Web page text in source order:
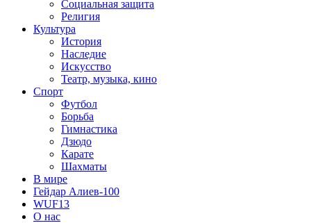
Социальная защита
Религия
Культура
История
Наследие
Искусство
Театр, музыка, кино
Спорт
Футбол
Борьба
Гимнастика
Дзюдо
Карате
Шахматы
В мире
Гейдар Алиев-100
WUF13
О нас